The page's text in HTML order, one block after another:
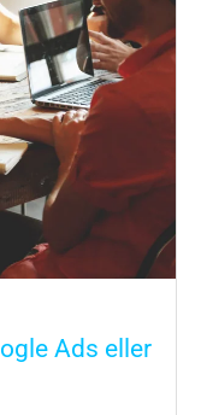
Ads eller